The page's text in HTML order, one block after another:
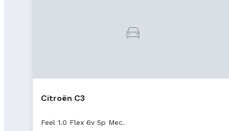
Citroën C3
Feel 1.0 Flex 6v 5p Mec.